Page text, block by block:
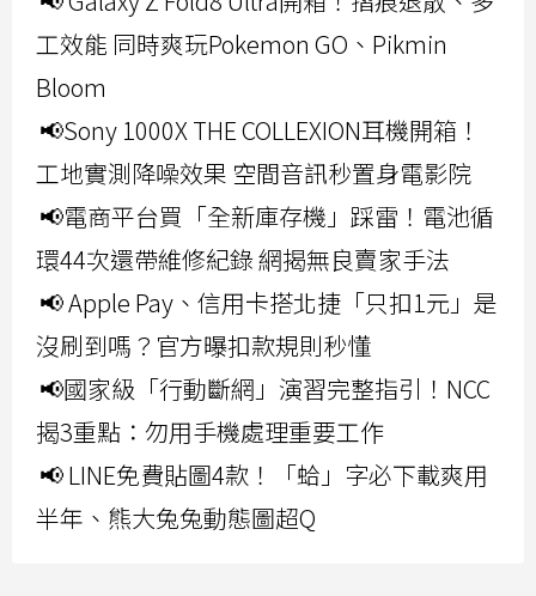
工效能 同時爽玩Pokemon GO、Pikmin
Bloom
📢Sony 1000X THE COLLEXION耳機開箱！
工地實測降噪效果 空間音訊秒置身電影院
📢電商平台買「全新庫存機」踩雷！電池循
環44次還帶維修紀錄 網揭無良賣家手法
📢 Apple Pay、信用卡搭北捷「只扣1元」是
沒刷到嗎？官方曝扣款規則秒懂
📢國家級「行動斷網」演習完整指引！NCC
揭3重點：勿用手機處理重要工作
📢 LINE免費貼圖4款！「蛤」字必下載爽用
半年、熊大兔兔動態圖超Q